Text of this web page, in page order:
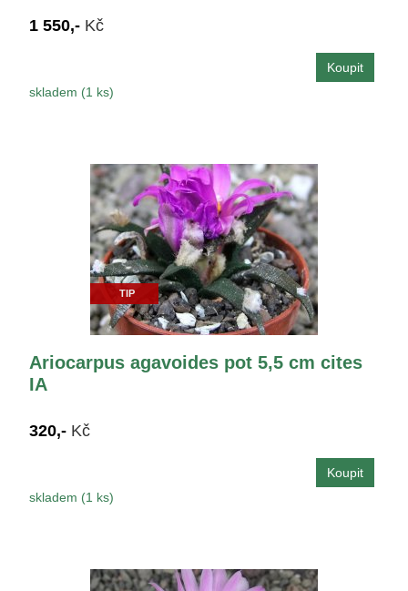
1 550,- Kč
skladem (1 ks)
TIP
Ariocarpus agavoides pot 5,5 cm cites
IA
320,- Kč
skladem (1 ks)